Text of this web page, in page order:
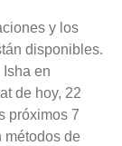
y los
disponibles.
Isha en
de hoy, 22
próximos 7
métodos de